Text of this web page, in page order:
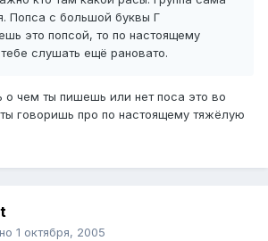
Попса с большой буквы Г
это попсой, то по настоящему
слушать ещё рановато.
чем ты пишешь или нет поса это во
говоришь про по настоящему тяжёлую
1 октября, 2005